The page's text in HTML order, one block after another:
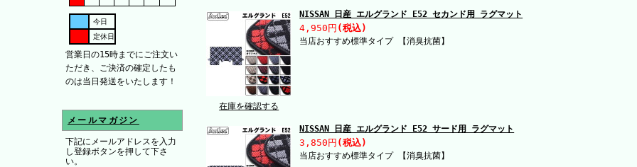
今日
定休日
営業日の15時までにご注文い
ただき、ご決済の確定したも
のは当日発送をいたします！
メールマガジン
下記にメールアドレスを入力
し登録ボタンを押して下さ
い。
在庫を確認する
NISSAN 日産 エルグランド E52 セカンド用 ラグマット
4,950円 (税込)
当店おすすめ標準タイプ 【消臭抗菌】
NISSAN 日産 エルグランド E52 サード用 ラグマット
3,850円 (税込)
当店おすすめ標準タイプ 【消臭抗菌】